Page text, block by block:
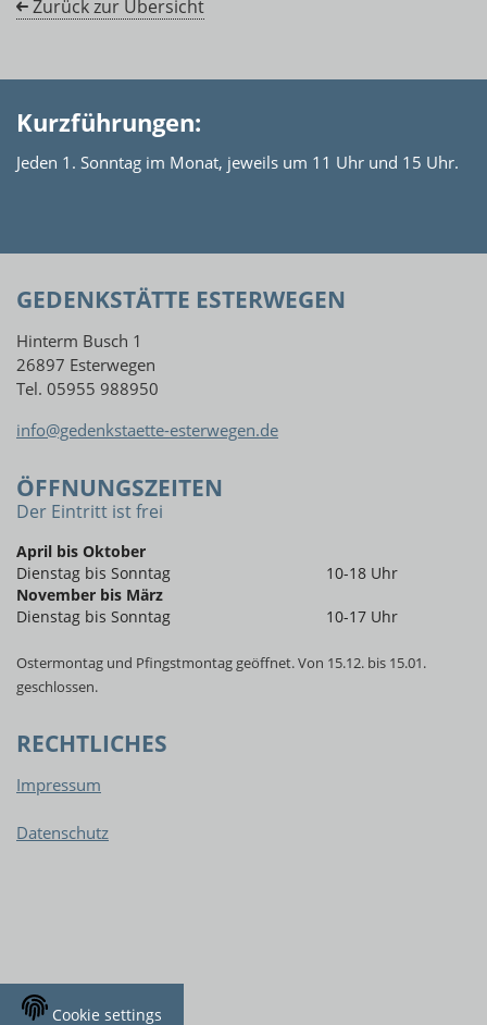
Zurück zur Übersicht
Kurzführungen:
Jeden 1. Sonntag im Monat, jeweils um 11 Uhr und 15 Uhr.
GEDENKSTÄTTE ESTERWEGEN
Hinterm Busch 1
26897 Esterwegen
Tel. 05955 988950
info@gedenkstaette-esterwegen.de
ÖFFNUNGSZEITEN
Der Eintritt ist frei
April bis Oktober
Dienstag bis Sonntag
10-18 Uhr
November bis März
Dienstag bis Sonntag
10-17 Uhr
Ostermontag und Pfingstmontag geöffnet. Von 15.12. bis 15.01.
geschlossen.
RECHTLICHES
Impressum
Datenschutz
Cookie settings